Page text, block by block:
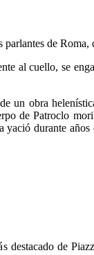
parlantes de
al cuello, se
un obra
de Patroclo
yació durante
destacado de